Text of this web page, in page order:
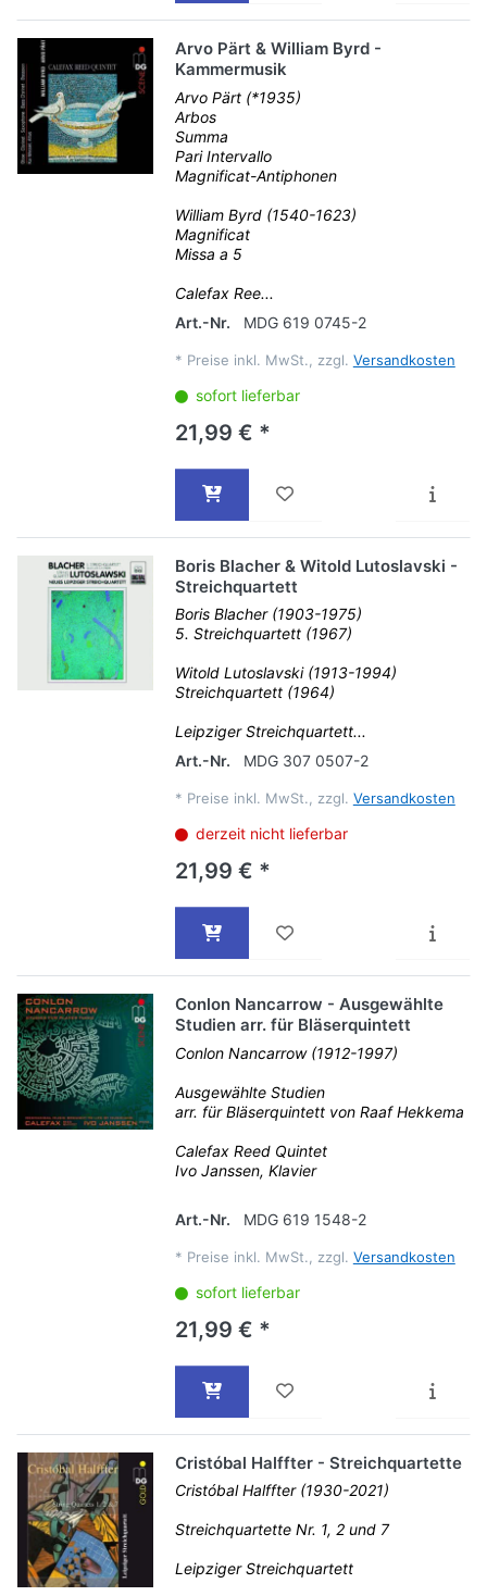
Arvo Pärt & William Byrd -
Kammermusik
Arvo Pärt (*1935)
Arbos
Summa
Pari Intervallo
Magnificat-Antiphonen
William Byrd (1540-1623)
Magnificat
Missa a 5
Calefax Ree...
Art.-Nr.
MDG 619 0745-2
* Preise inkl. MwSt., zzgl. Versandkosten
sofort lieferbar
21,99 € *
Boris Blacher & Witold Lutoslavski -
Streichquartett
Boris Blacher (1903-1975)
5. Streichquartett (1967)
Witold Lutoslavski (1913-1994)
Streichquartett (1964)
Leipziger Streichquartett...
Art.-Nr.
MDG 307 0507-2
* Preise inkl. MwSt., zzgl. Versandkosten
derzeit nicht lieferbar
21,99 € *
Conlon Nancarrow - Ausgewählte
Studien arr. für Bläserquintett
Conlon Nancarrow (1912-1997)
Ausgewählte Studien
arr. für Bläserquintett von Raaf Hekkema
Calefax Reed Quintet
Ivo Janssen, Klavier
Art.-Nr. MDG 619 1548-2
* Preise inkl. MwSt., zzgl. Versandkosten
sofort lieferbar
21,99 € *
Cristóbal Halffter - Streichquartette
Cristóbal Halffter (1930-2021)
Streichquartette Nr. 1, 2 und 7
Leipziger Streichquartett